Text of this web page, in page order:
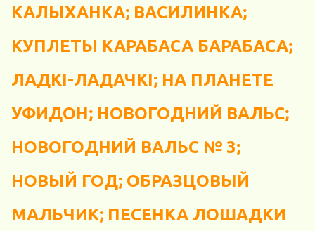
КАЛЫХАНКА; ВАСИЛИНКА;
КУПЛЕТЫ КАРАБАСА БАРАБАСА;
ЛАДКІ-ЛАДАЧКІ; НА ПЛАНЕТЕ
УФИДОН; НОВОГОДНИЙ ВАЛЬС;
НОВОГОДНИЙ ВАЛЬС № 3;
НОВЫЙ ГОД; ОБРАЗЦОВЫЙ
МАЛЬЧИК; ПЕСЕНКА ЛОШАДКИ